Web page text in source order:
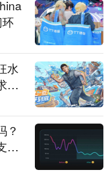
水
生
？
持